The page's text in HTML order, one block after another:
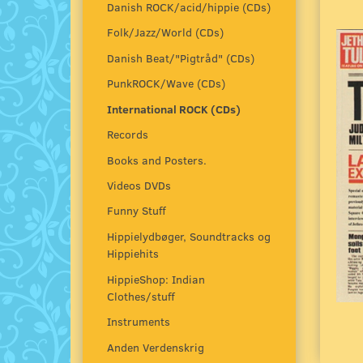
Danish ROCK/acid/hippie (CDs)
Folk/Jazz/World (CDs)
Danish Beat/"Pigtråd" (CDs)
PunkROCK/Wave (CDs)
International ROCK (CDs)
Records
Books and Posters.
Videos DVDs
Funny Stuff
Hippielydbøger, Soundtracks og
Hippiehits
HippieShop: Indian
Clothes/stuff
Instruments
Anden Verdenskrig